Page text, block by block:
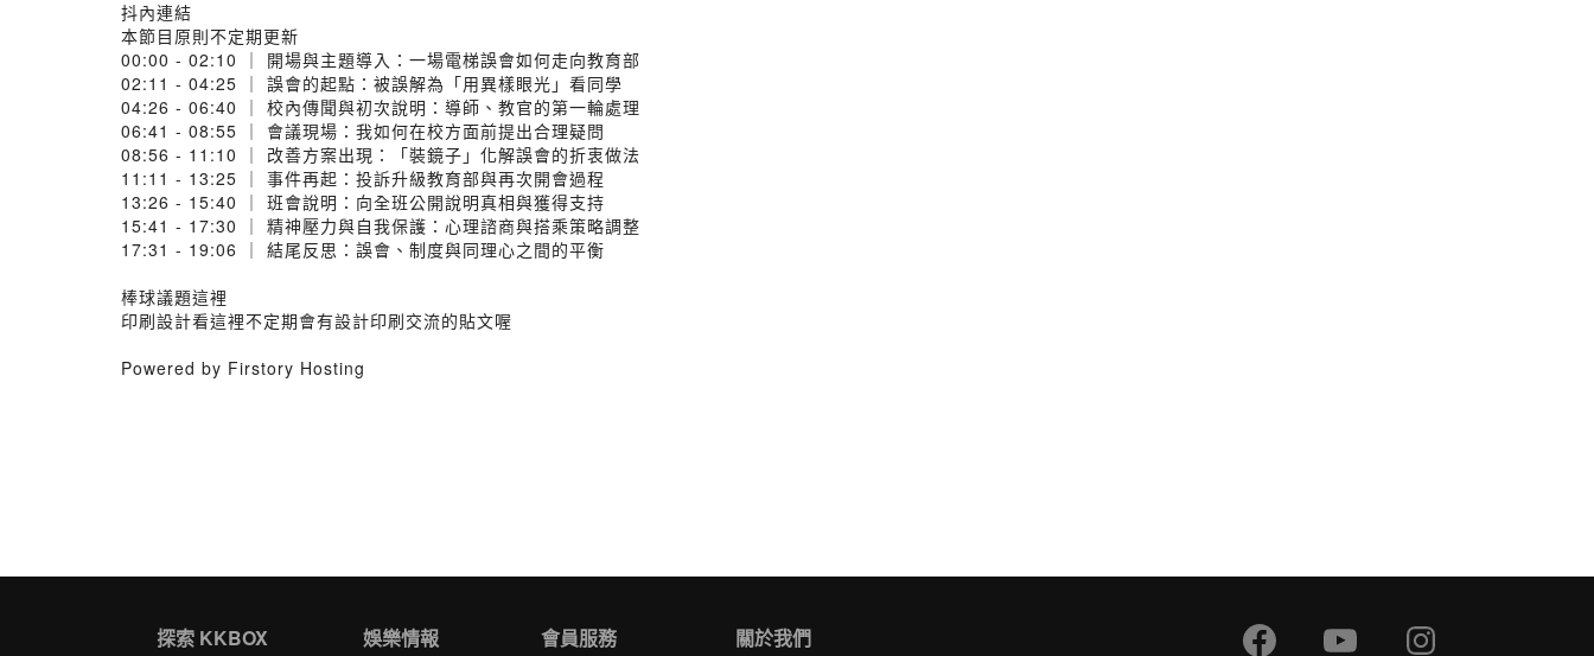
抖內連結
本節目原則不定期更新
00:00 - 02:10 ｜ 開場與主題導入：一場電梯誤會如何走向教育部
02:11 - 04:25 ｜ 誤會的起點：被誤解為「用異樣眼光」看同學
04:26 - 06:40 ｜ 校內傳聞與初次說明：導師、教官的第一輪處理
06:41 - 08:55 ｜ 會議現場：我如何在校方面前提出合理疑問
08:56 - 11:10 ｜ 改善方案出現：「裝鏡子」化解誤會的折衷做法
11:11 - 13:25 ｜ 事件再起：投訴升級教育部與再次開會過程
13:26 - 15:40 ｜ 班會說明：向全班公開說明真相與獲得支持
15:41 - 17:30 ｜ 精神壓力與自我保護：心理諮商與搭乘策略調整
17:31 - 19:06 ｜ 結尾反思：誤會、制度與同理心之間的平衡
棒球議題這裡
印刷設計看這裡不定期會有設計印刷交流的貼文喔
Powered by Firstory Hosting
探索 KKBOX 娛樂情報 會員服務 關於我們